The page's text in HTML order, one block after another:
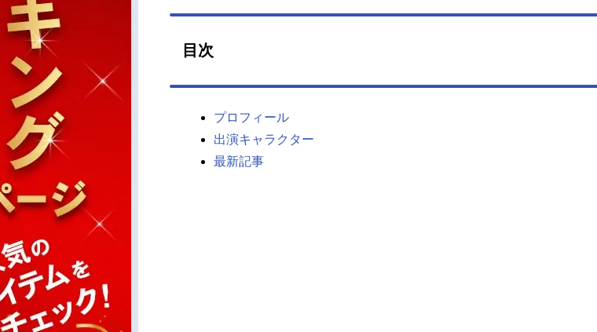
目次
プロフィール
出演キャラクター
最新記事